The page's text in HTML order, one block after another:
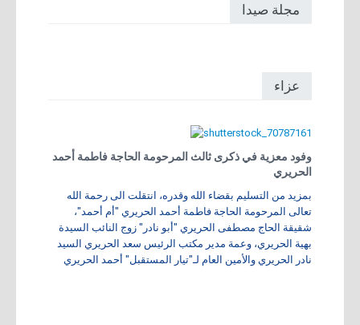
مجلة صيدا
عزاء
وفود معزية في ذكرى ثالث المرحومة الحاجة فاطمة أحمد
الحريري
بمزيد من التسليم بقضاء الله وقدره، انتقلت الى رحمة الله
تعالى المرحومة الحاجة فاطمة أحمد الحريري "أم أحمد"،
شقيقة الحاج مصطفى الحريري "أبو نادر" زوج النائب السيدة
بهية الحريري، وعمة مدير مكتب الرئيس سعد الحريري السيد
نادر الحريري والأمين العام لـ"تيار المستقبل" أحمد الحريري